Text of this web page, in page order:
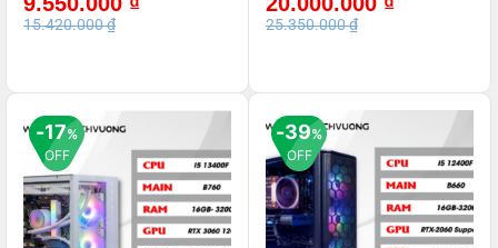
15.420.000₫
gốc
là:
hiện
tại
25.350.000₫
gốc
là:
hiện
tại
17%
OFF
39%
OFF